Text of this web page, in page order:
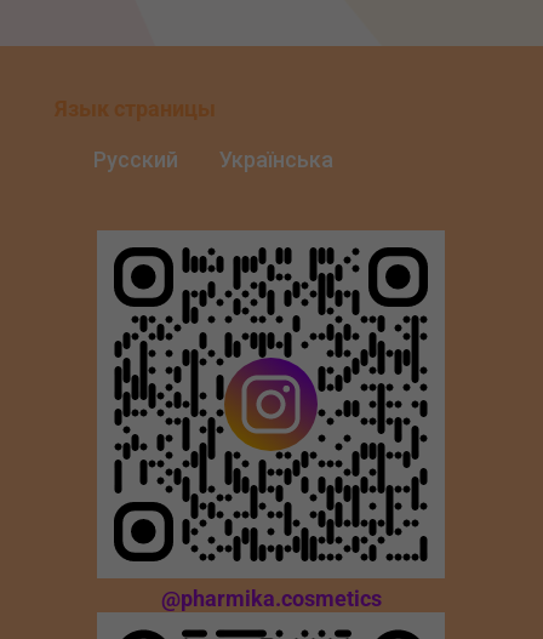
Язык страницы
Русский Українська
@pharmika.cosmetics